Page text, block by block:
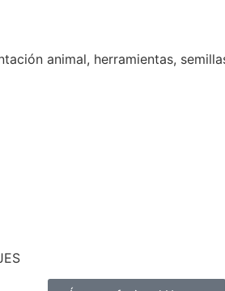
animal, herramientas,